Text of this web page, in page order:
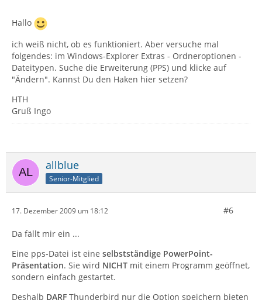
Hallo
ich weiß nicht, ob es funktioniert. Aber versuche mal
folgendes: im Windows-Explorer Extras - Ordneroptionen -
Dateitypen. Suche die Erweiterung (PPS) und klicke auf
"Ändern". Kannst Du den Haken hier setzen?
HTH
Gruß Ingo
allblue
Senior-Mitglied
17. Dezember 2009 um 18:12 #6
Da fällt mir ein ...
Eine pps-Datei ist eine selbstständige PowerPoint-
Präsentation. Sie wird NICHT mit einem Programm geöffnet,
sondern einfach gestartet.
Deshalb DARF Thunderbird nur die Option speichern bieten